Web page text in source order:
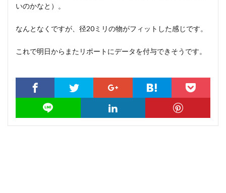
いのかなと）。
なんとなくですが、径20ミリの物がフィットした感じです。
これで明日からまたリポートにデータを付与できそうです。